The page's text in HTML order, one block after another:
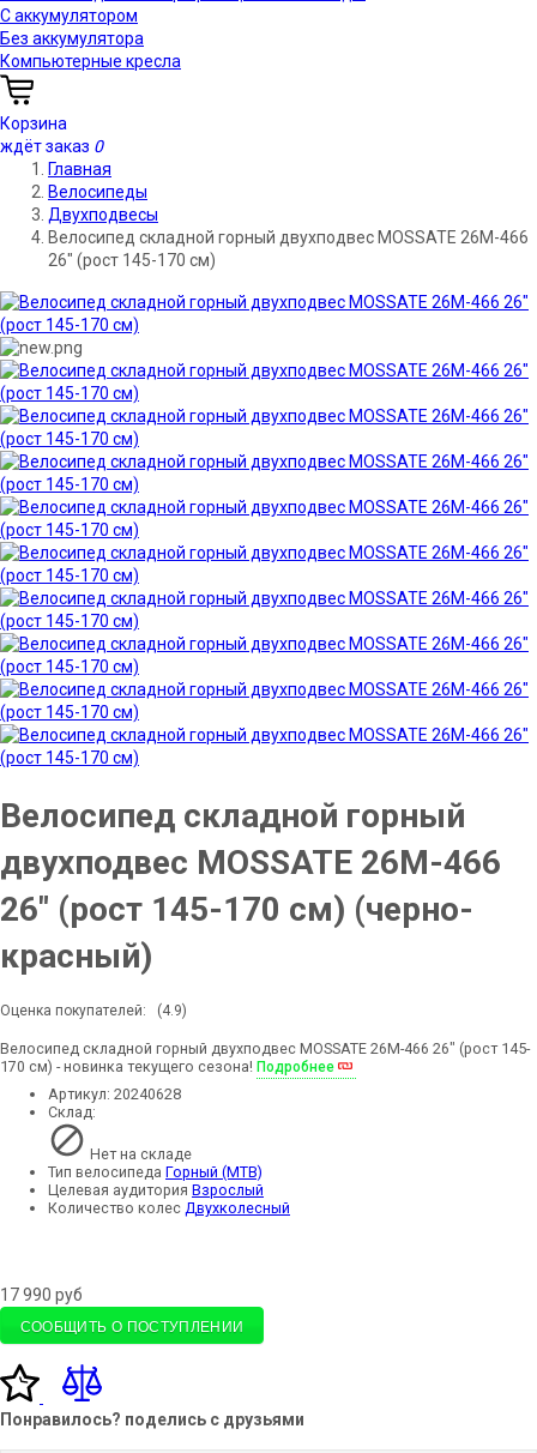
С аккумулятором
Без аккумулятора
Компьютерные кресла
Корзина
ждёт заказ 0
Главная
Велосипеды
Двухподвесы
Велосипед складной горный двухподвес MOSSATE 26M-466
26" (рост 145-170 см)
Велосипед складной горный
двухподвес MOSSATE 26M-466
26" (рост 145-170 см) (черно-
красный)
Оценка покупателей: (4.9)
Велосипед складной горный двухподвес MOSSATE 26M-466 26" (рост 145-
170 см) - новинка текущего сезона! Подробнее
Артикул: 20240628
Склад:
Нет на складе
Тип велосипеда Горный (MTB)
Целевая аудитория Взрослый
Количество колес Двухколесный
17 990 руб
СООБЩИТЬ О ПОСТУПЛЕНИИ
Понравилось? поделись с друзьями